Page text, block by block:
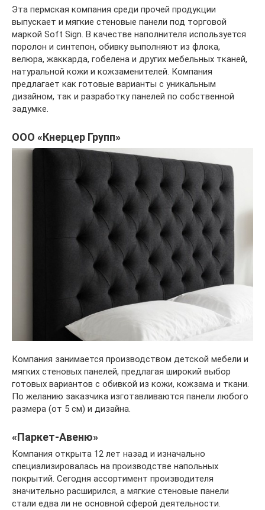
Эта пермская компания среди прочей продукции
выпускает и мягкие стеновые панели под торговой
маркой Soft Sign. В качестве наполнителя используется
поролон и синтепон, обивку выполняют из флока,
велюра, жаккарда, гобелена и других мебельных тканей,
натуральной кожи и кожзаменителей. Компания
предлагает как готовые варианты с уникальным
дизайном, так и разработку панелей по собственной
задумке.
ООО «Кнерцер Групп»
Компания занимается производством детской мебели и
мягких стеновых панелей, предлагая широкий выбор
готовых вариантов с обивкой из кожи, кожзама и ткани.
По желанию заказчика изготавливаются панели любого
размера (от 5 см) и дизайна.
«Паркет-Авеню»
Компания открыта 12 лет назад и изначально
специализировалась на производстве напольных
покрытий. Сегодня ассортимент производителя
значительно расширился, а мягкие стеновые панели
стали едва ли не основной сферой деятельности.